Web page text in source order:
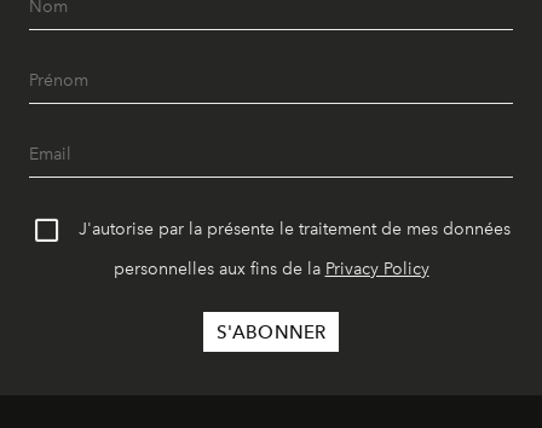
J'autorise par la présente le traitement de mes données
personnelles aux fins de la Privacy Policy